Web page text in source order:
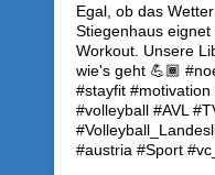
Egal, ob das
Stiegenhaus
Workout. Unsere
wie's geht 💪🏾
#stayfit
#volleyball #AVL
#austria #Sport